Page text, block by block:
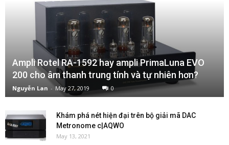
Ampli Rotel RA-1592 hay ampli PrimaLuna EVO
200 cho âm thanh trung tính và tự nhiên hơn?
Nguyễn Lan - May 27, 2019 0
Khám phá nét hiện đại trên bộ giải mã DAC
Metronome c|AQWO
May 13, 2021